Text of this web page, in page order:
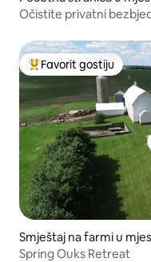
Očistite privatni
Glavni favorit gostiju
Favorit gostiju
Smještaj na farmi u
Spring Ouks Retreat